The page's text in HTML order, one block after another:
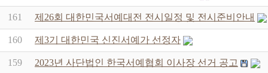
161 제26회 대한민국서예대전 전시일정 및 전시준비안내
160 제3기 대한민국 신진서예가 선정자
159 2023년 사단법인 한국서예협회 이사장 선거 공고